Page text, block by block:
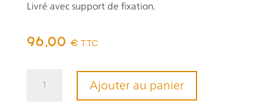
Livré avec support de fixation.
96,00 € TTC
Ajouter au panier